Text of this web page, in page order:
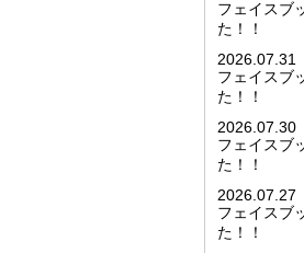
フェイスブ
た！！
2026.07.31
フェイスブ
た！！
2026.07.30
フェイスブ
た！！
2026.07.27
フェイスブ
た！！